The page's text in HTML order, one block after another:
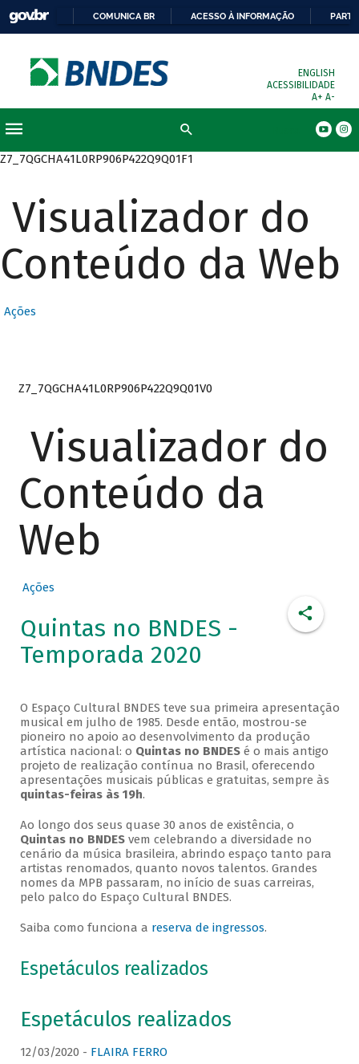
COMUNICA BR ACESSO À INFORMAÇÃO
ENGLISH
ACESSIBILIDADE
A+ A-
Z7_7QGCHA41L0RP906P422Q9Q01F1
Visualizador do
Conteúdo da Web
Ações
Z7_7QGCHA41L0RP906P422Q9Q01V0
Visualizador do
Conteúdo da
Web
Ações
Quintas no BNDES -
Temporada 2020
O Espaço Cultural BNDES teve sua primeira apresentação
musical em julho de 1985. Desde então, mostrou-se
pioneiro no apoio ao desenvolvimento da produção
artística nacional: o Quintas no BNDESé o mais antigo
projeto de realização contínua no Brasil, oferecendo
apresentações musicais públicas e gratuitas, sempre às
quintas-feiras às 19h.
Ao longo dos seus quase 30 anos de existência, o
Quintas no BNDESvem celebrando a diversidade no
cenário da música brasileira, abrindo espaço tanto para
artistas renomados, quanto novos talentos. Grandes
nomes da MPB passaram, no início de suas carreiras,
pelo palco do Espaço Cultural BNDES.
Saiba como funciona a reserva de ingressos.
Espetáculos realizados
Espetáculos realizados
12/03/2020 - FLAIRA FERRO